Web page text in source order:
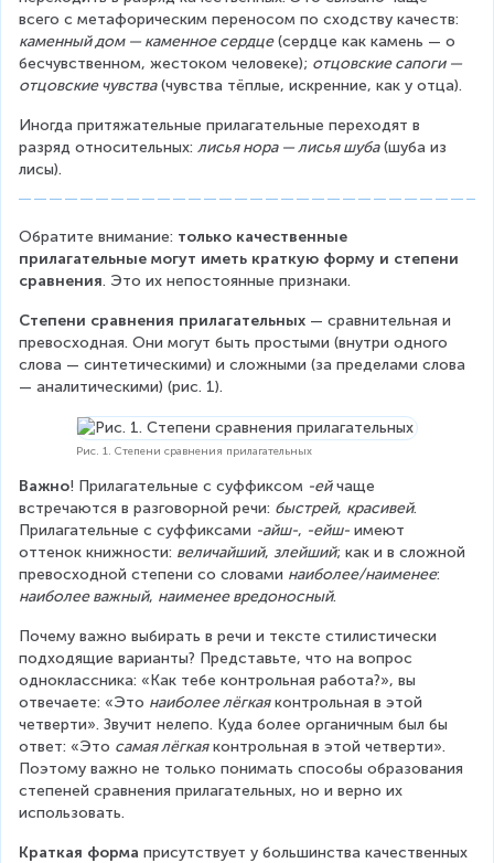
всего с метафорическим переносом по сходству качеств:
каменный дом — каменное сердце (сердце как камень — о
бесчувственном, жестоком человеке); отцовские сапоги —
отцовские чувства (чувства тёплые, искренние, как у отца).
Иногда притяжательные прилагательные переходят в
разряд относительных: лисья нора — лисья шуба (шуба из
лисы).
Обратите внимание: только качественные
прилагательные могут иметь краткую форму и степени
сравнения. Это их непостоянные признаки.
Степени сравнения прилагательных — сравнительная и
превосходная. Они могут быть простыми (внутри одного
слова — синтетическими) и сложными (за пределами слова
— аналитическими) (рис. 1).
Рис. 1. Степени сравнения прилагательных
Важно! Прилагательные с суффиксом -ей чаще
встречаются в разговорной речи: быстрей, красивей.
Прилагательные с суффиксами -айш-, -ейш- имеют
оттенок книжности: величайший, злейший; как и в сложной
превосходной степени со словами наиболее/наименее:
наиболее важный, наименее вредоносный.
Почему важно выбирать в речи и тексте стилистически
подходящие варианты? Представьте, что на вопрос
одноклассника: «Как тебе контрольная работа?», вы
отвечаете: «Это наиболее лёгкая контрольная в этой
четверти». Звучит нелепо. Куда более органичным был бы
ответ: «Это самая лёгкая контрольная в этой четверти».
Поэтому важно не только понимать способы образования
степеней сравнения прилагательных, но и верно их
использовать.
Краткая форма присутствует у большинства качественных